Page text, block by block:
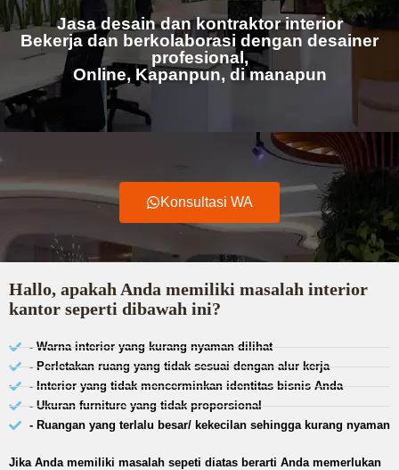
Jasa desain dan kontraktor interior
Bekerja dan berkolaborasi dengan desainer
profesional,
Online, Kapanpun, di manapun
Konsultasi WA
Hallo, apakah Anda memiliki masalah interior
kantor seperti dibawah ini?
- Warna interior yang kurang nyaman dilihat
- Perletakan ruang yang tidak sesuai dengan alur kerja
- Interior yang tidak mencerminkan identitas bisnis Anda
- Ukuran furniture yang tidak proporsional
- Ruangan yang terlalu besar/ kekecilan sehingga kurang nyaman
Jika Anda memiliki masalah sepeti diatas berarti Anda memerlukan